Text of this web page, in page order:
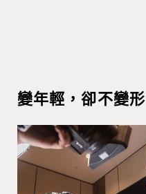
變年輕，卻不變形